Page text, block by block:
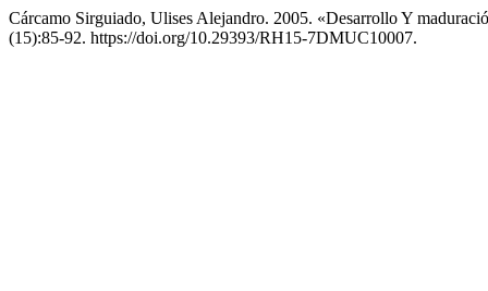
Cárcamo Sirguiado, Ulises Alejandro. 2005. «Desarrollo Y
(15):85-92. https://doi.org/10.29393/RH15-7DMUC10007.